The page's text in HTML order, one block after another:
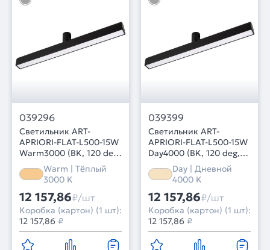
039296
Светильник ART-
APRIORI-FLAT-L500-15W
Warm3000 (BK, 120 deg,
48V) (Arlight, IP20
Металл, 3 года)
Warm | Тёплый
3000 K
12 157,86₽/шт
Коробка (картон) (1 шт):
12 157,86 ₽
039399
Светильник ART-
APRIORI-FLAT-L500-15W
Day4000 (BK, 120 deg,
48V) (Arlight, IP20
Металл, 3 года)
Day | Дневной
4000 K
12 157,86₽/шт
Коробка (картон) (1 шт):
12 157,86 ₽